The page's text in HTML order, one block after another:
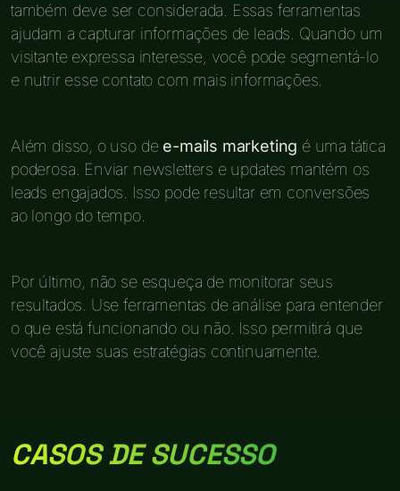
também deve ser considerada. Essas ferramentas
ajudam a capturar informações de leads. Quando um
visitante expressa interesse, você pode segmentá-lo
e nutrir esse contato com mais informações.
Além disso, o uso de e-mails marketing é uma tática
poderosa. Enviar newsletters e updates mantém os
leads engajados. Isso pode resultar em conversões
ao longo do tempo.
Por último, não se esqueça de monitorar seus
resultados. Use ferramentas de análise para entender
o que está funcionando ou não. Isso permitirá que
você ajuste suas estratégias continuamente.
CASOS DE SUCESSO